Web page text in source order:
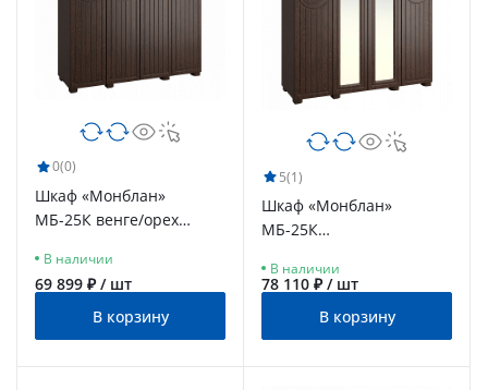
0(0)
Шкаф «Монблан»
МБ-25К венге/орех
В наличии
69 899 ₽ / шт
В корзину
5(1)
Шкаф «Монблан»
МБ-25К
венге/орех шоколадный
В наличии
78 110 ₽ / шт
В корзину